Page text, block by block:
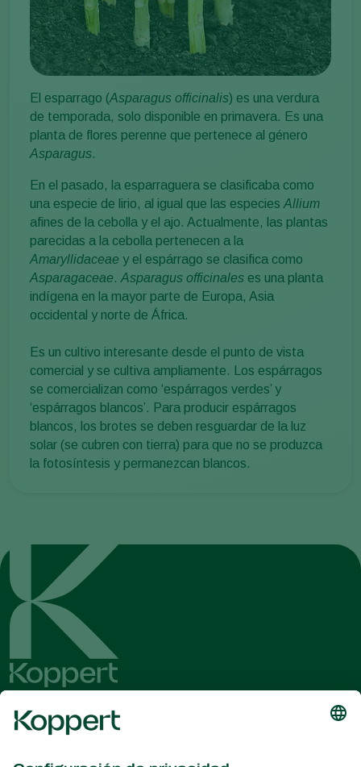
El esparrago (Asparagus officinalis) es una verdura
de temporada, solo disponible en primavera. Es una
planta de flores perenne que pertenece al género
Asparagus.
En el pasado, la esparraguera se clasificaba como
una especie de lirio, al igual que las especiesAllium
afines de la cebolla y el ajo. Actualmente, las plantas
parecidas a la cebolla pertenecen a la
Amaryllidaceae y el espárrago se clasifica como
Asparagaceae.Asparagus officinales es una planta
indígena en la mayor parte de Europa, Asia
occidental y norte de África.
Es un cultivo interesante desde el punto de vista
comercial y se cultiva ampliamente. Los espárragos
se comercializan como ‘espárragos verdes’ y
‘espárragos blancos’. Para producir espárragos
blancos, los brotes se deben resguardar de la luz
solar (se cubren con tierra) para que no se produzca
la fotosíntesis y permanezcan blancos.